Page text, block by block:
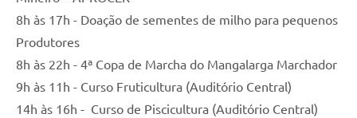
8h às 17h - Doação de sementes de milho para pequenos
Produtores
8h às 22h - 4ª Copa de Marcha do Mangalarga Marchador
9h às 11h - Curso Fruticultura (Auditório Central)
14h às 16h - Curso de Piscicultura (Auditório Central)